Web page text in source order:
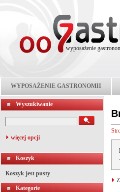
wyposażenie
WYPOSAŻENIE GASTRONOMII
Wyszukiwanie
więcej opcji
Koszyk
Koszyk jest pusty
Kategorie